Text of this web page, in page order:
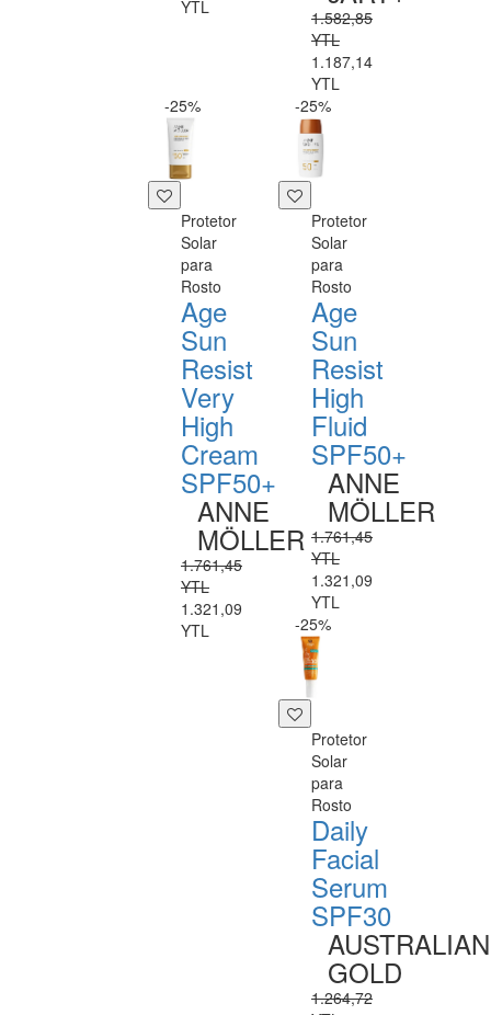
YTL
1.582,85
YTL
1.187,14
YTL
-25%
Protetor
Solar
para
Rosto
Age
Sun
Resist
Very
High
Cream
SPF50+
ANNE
MÖLLER
1.761,45
YTL
1.321,09
YTL
-25%
Protetor
Solar
para
Rosto
Age
Sun
Resist
High
Fluid
SPF50+
ANNE
MÖLLER
1.761,45
YTL
1.321,09
YTL
-25%
Protetor
Solar
para
Rosto
Daily
Facial
Serum
SPF30
AUSTRALIAN
GOLD
1.264,72